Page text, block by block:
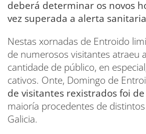
deberá determinar os novos
vez superada a alerta sanitaria
Nestas xornadas de Entroido
de numerosos visitantes atraeu
cantidade de público, en
cativos. Onte, Domingo de
de visitantes rexistrados foi
maioría procedentes de
Galicia.